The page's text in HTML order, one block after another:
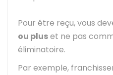
Pour être reçu, vous
ou pluset ne pas
éliminatoire.
Par exemple,